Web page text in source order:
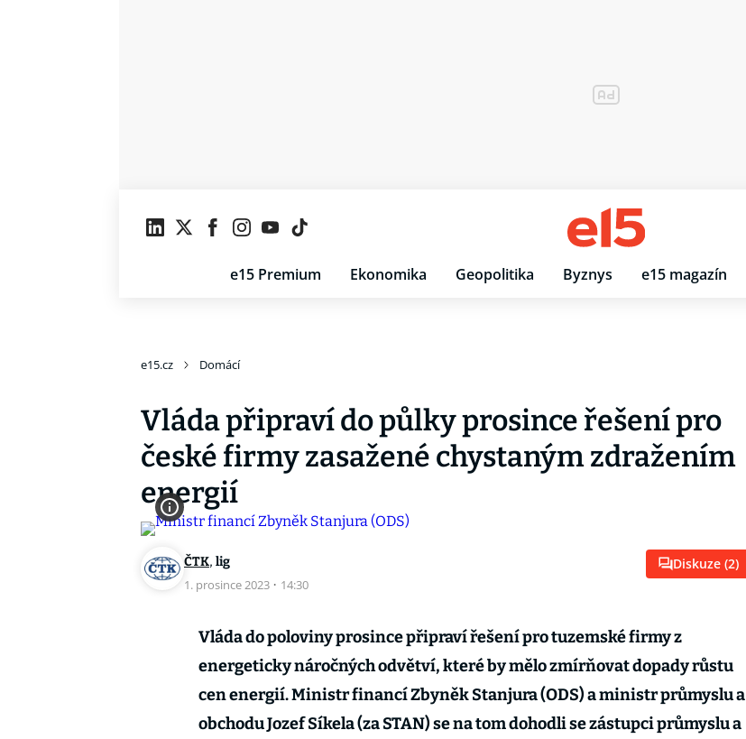
e15 Premium Ekonomika Geopolitika Byznys e15 magazín
e15.cz Domácí
Vláda připraví do půlky prosince řešení pro
české firmy zasažené chystaným zdražením
energií
ČTK, lig
1. prosince 2023 · 14:30
Diskuze (2)
Vláda do poloviny prosince připraví řešení pro tuzemské firmy z
energeticky náročných odvětví, které by mělo zmírňovat dopady růstu
cen energií. Ministr financí Zbyněk Stanjura (ODS) a ministr průmyslu a
obchodu Jozef Síkela (za STAN) se na tom dohodli se zástupci průmyslu a